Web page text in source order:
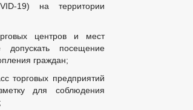
19) на территории
центров и мест
посещение
граждан;
торговых предприятий
для соблюдения